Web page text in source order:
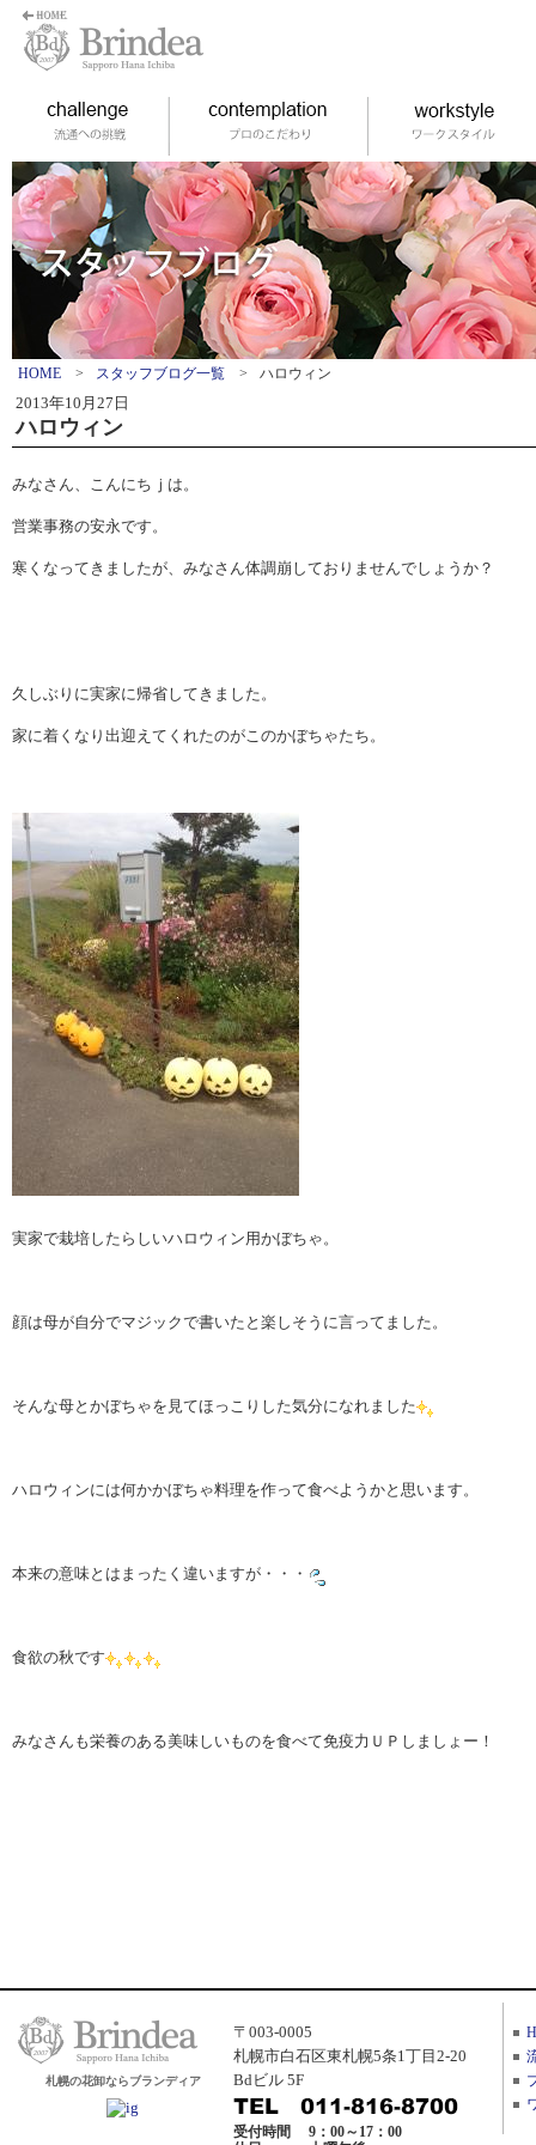
HOME > スタッフブログ一覧 > ハロウィン
2013年10月27日
ハロウィン
みなさん、こんにちｊは。
営業事務の安永です。
寒くなってきましたが、みなさん体調崩しておりませんでしょうか？
久しぶりに実家に帰省してきました。
家に着くなり出迎えてくれたのがこのかぼちゃたち。
実家で栽培したらしいハロウィン用かぼちゃ。
顔は母が自分でマジックで書いたと楽しそうに言ってました。
そんな母とかぼちゃを見てほっこりした気分になれました
ハロウィンには何かかぼちゃ料理を作って食べようかと思います。
本来の意味とはまったく違いますが・・・
食欲の秋です
みなさんも栄養のある美味しいものを食べて免疫力ＵＰしましょー！
札幌の花卸ならブランディア
〒003-0005
札幌市白石区東札幌5条1丁目2-20
Bdビル 5F
受付時間
9：00～17：00